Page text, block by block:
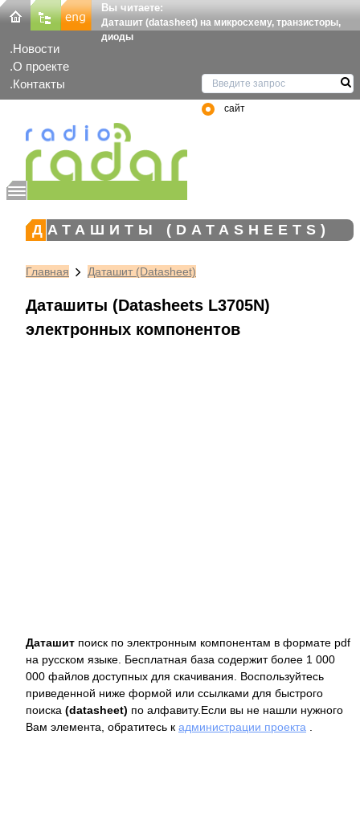
Вы читаете:
Даташит (datasheet) на микросхему, транзисторы,
диоды
Новости
О проекте
Контакты
сайт
ДАТАШИТЫ (DATASHEETS)
Главная Даташит (Datasheet)
Даташиты (Datasheets L3705N)
электронных компонентов
Даташит поиск по электронным компонентам в формате pdf
на русском языке. Бесплатная база содержит более 1 000
000 файлов доступных для скачивания. Воспользуйтесь
приведенной ниже формой или ссылками для быстрого
поиска (datasheet) по алфавиту.Если вы не нашли нужного
Вам элемента, обратитесь к администрации проекта